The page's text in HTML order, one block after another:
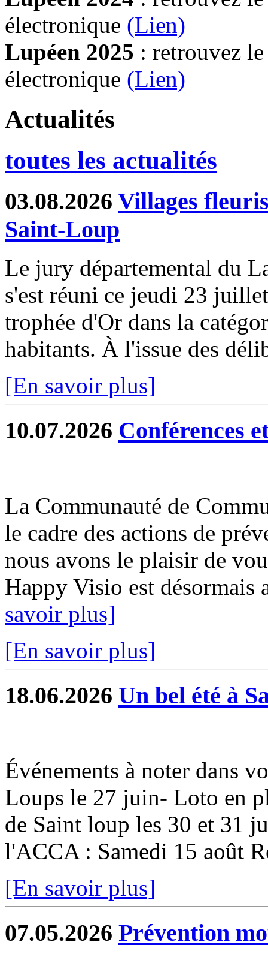
électronique (Lien)
Lupéen 2025 : retrouvez
électronique (Lien)
Actualités
toutes les actualités
03.08.2026 Villages
Saint-Loup
Le jury départemental du
s'est réuni ce jeudi 23
trophée d'Or dans la
habitants. À l'issue des
[En savoir plus]
10.07.2026 Conférences
La Communauté de
le cadre des actions de
nous avons le plaisir de
Happy Visio est désormais
savoir plus]
[En savoir plus]
18.06.2026 Un bel été à
Événements à noter dans
Loups le 27 juin- Loto en
de Saint loup les 30 et 31
l'ACCA : Samedi 15 août
[En savoir plus]
07.05.2026 Prévention